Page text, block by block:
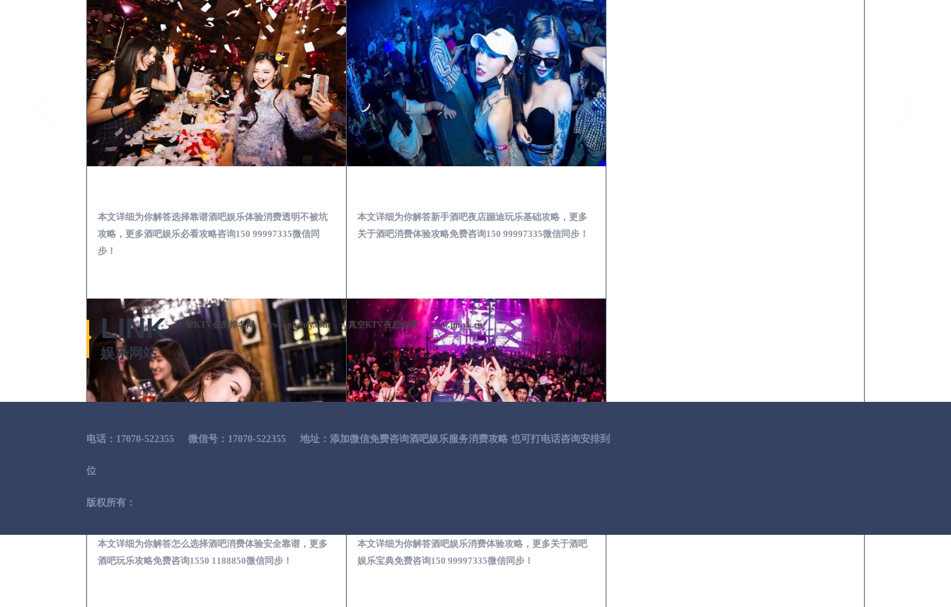
本文详细为你解答选择靠谱酒吧娱乐体验消费透明不被坑
攻略，更多酒吧娱乐必看攻略咨询150 99997335微信同
步！
本文详细为你解答新手酒吧夜店蹦迪玩乐基础攻略，更多
关于酒吧消费体验攻略免费咨询150 99997335微信同步！
本文详细为你解答怎么选择酒吧消费体验安全靠谱，更多
酒吧玩乐攻略免费咨询1550 1188850微信同步！
本文详细为你解答酒吧娱乐消费体验攻略，更多关于酒吧
娱乐宝典免费咨询150 99997335微信同步！
LINK
娱乐网站
荤KTV会所排名网 www.phshsy.com 真空KTV夜总会网 www.jm-yk.cn
电话：17070-522355 微信号：17070-522355 地址：添加微信免费咨询酒吧娱乐服务消费攻略 也可打电话咨询安排到
位
版权所有：